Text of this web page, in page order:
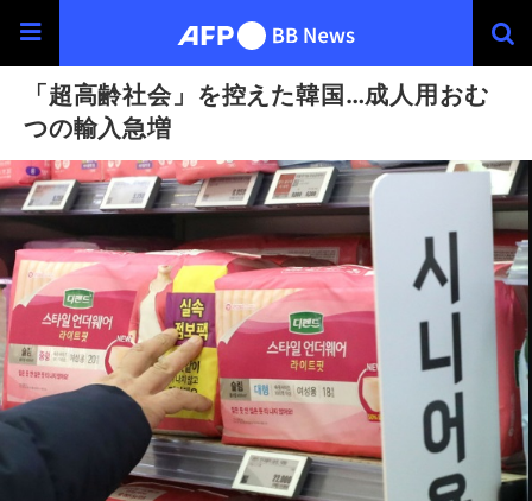
「超高齢社会」を控えた韓国…成人用おむ
つの輸入急増